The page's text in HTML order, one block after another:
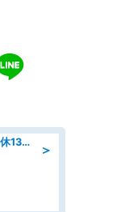
＞
一般事務・OA事務/残業基本なし年休130日社保完備の一般・調達事務